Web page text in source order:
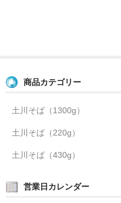
商品カテゴリー
土川そば（1300g）
土川そば（220g）
土川そば（430g）
営業日カレンダー